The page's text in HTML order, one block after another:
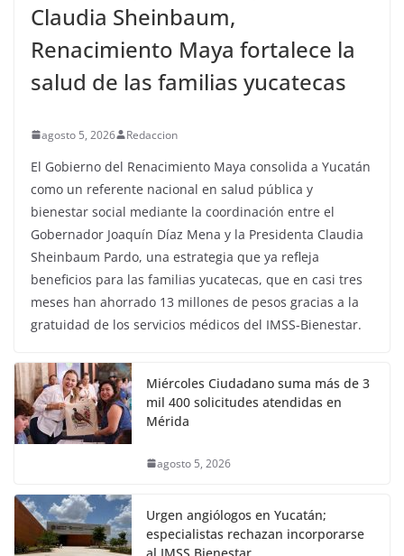
Claudia Sheinbaum,
Renacimiento Maya fortalece la
salud de las familias yucatecas
agosto 5, 2026 Redaccion
El Gobierno del Renacimiento Maya consolida a Yucatán
como un referente nacional en salud pública y
bienestar social mediante la coordinación entre el
Gobernador Joaquín Díaz Mena y la Presidenta Claudia
Sheinbaum Pardo, una estrategia que ya refleja
beneficios para las familias yucatecas, que en casi tres
meses han ahorrado 13 millones de pesos gracias a la
gratuidad de los servicios médicos del IMSS-Bienestar.
Miércoles Ciudadano suma más de 3
mil 400 solicitudes atendidas en
Mérida
agosto 5, 2026
Urgen angiólogos en Yucatán;
especialistas rechazan incorporarse
al IMSS Bienestar